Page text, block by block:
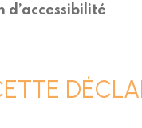
d’accessibilité